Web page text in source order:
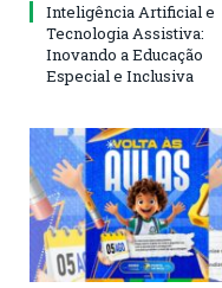
Inteligência Artificial e
Tecnologia Assistiva:
Inovando a Educação
Especial e Inclusiva